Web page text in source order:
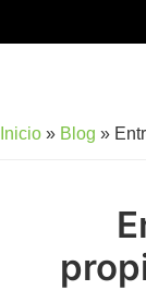
al
a
lateral
al
página
Inicio » Blog »